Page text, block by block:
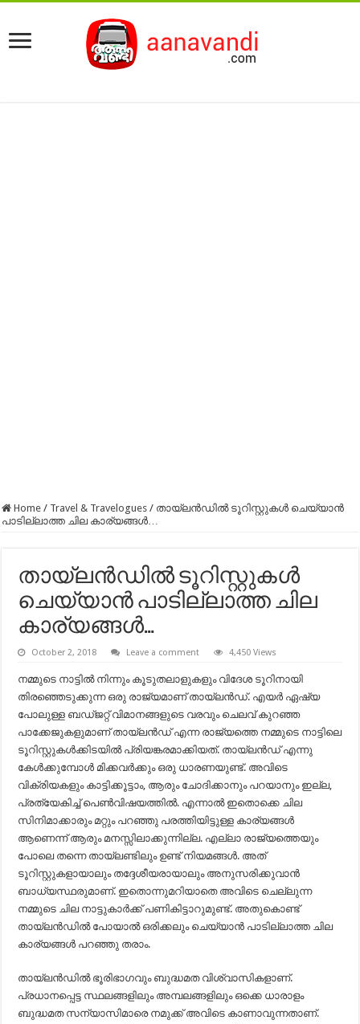
Home / Travel & Travelogues / തായ്‌ലൻഡിൽ ടൂറിസ്റ്റുകൾ ചെയ്യാൻ
പാടില്ലാത്ത ചില കാര്യങ്ങൾ…
തായ്‌ലൻഡിൽ ടൂറിസ്റ്റുകൾ
ചെയ്യാൻ പാടില്ലാത്ത ചില
കാര്യങ്ങൾ…
October 2, 2018 Leave a comment 4,450 Views
നമ്മുടെ നാട്ടിൽ നിന്നും കൂടുതലാളുകളും വിദേശ ടൂറിനായി
തിരഞ്ഞെടുക്കുന്ന ഒരു രാജ്യമാണ് തായ്‌ലൻഡ്. എയർ ഏഷ്യ
പോലുള്ള ബഡ്ജറ്റ് വിമാനങ്ങളുടെ വരവും ചെലവ് കുറഞ്ഞ
പാക്കേജുകളുമാണ് തായ്‌ലൻഡ് എന്ന രാജ്യത്തെ നമ്മുടെ നാട്ടിലെ
ടൂറിസ്റ്റുകൾക്കിടയിൽ പ്രിയങ്കരമാക്കിയത്. തായ്‌ലൻഡ് എന്നു
കേൾക്കുമ്പോൾ മിക്കവർക്കും ഒരു ധാരണയുണ്ട്. അവിടെ
വിക്രിയകളും കാട്ടിക്കൂട്ടാം, ആരും ചോദിക്കാനും പറയാനും ഇല്ല,
പ്രത്യേകിച്ച് പെൺവിഷയത്തിൽ. എന്നാൽ ഇതൊക്കെ ചില
സിനിമാക്കാരും മറ്റും പറഞ്ഞു പരത്തിയിട്ടുള്ള കാര്യങ്ങൾ
ആണെന്ന് ആരും മനസ്സിലാക്കുന്നില്ല. എല്ലാ രാജ്യത്തെയും
പോലെ തന്നെ തായ്‌ലണ്ടിലും ഉണ്ട് നിയമങ്ങൾ. അത്
ടൂറിസ്റ്റുകളായാലും തദ്ദേശീയരായാലും അനുസരിക്കുവാൻ
ബാധ്യസ്ഥരുമാണ്. ഇതൊന്നുമറിയാതെ അവിടെ ചെല്ലുന്ന
നമ്മുടെ ചില നാട്ടുകാർക്ക് പണികിട്ടാറുമുണ്ട്. അതുകൊണ്ട്
തായ്‌ലൻഡിൽ പോയാൽ ഒരിക്കലും ചെയ്യാൻ പാടില്ലാത്ത ചില
കാര്യങ്ങൾ പറഞ്ഞു തരാം.
തായ്‌ലൻഡിൽ ഭൂരിഭാഗവും ബുദ്ധമത വിശ്വാസികളാണ്.
പ്രധാനപ്പെട്ട സ്ഥലങ്ങളിലും അമ്പലങ്ങളിലും ഒക്കെ ധാരാളം
ബുദ്ധമത സന്യാസിമാരെ നമുക്ക് അവിടെ കാണാവുന്നതാണ്.